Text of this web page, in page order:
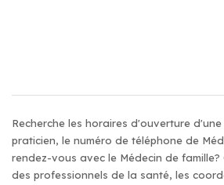
Recherche les horaires d'ouverture
praticien, le numéro de téléphone de
rendez-vous avec le Médecin de famille?
des professionnels de la santé, les